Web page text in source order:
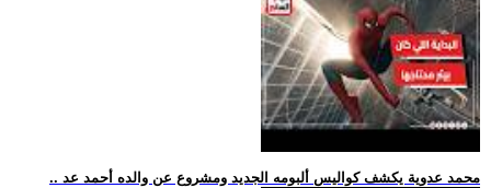
.. محمد عدوية يكشف كواليس ألبومه الجديد ومشروع عن والده أحمد عد